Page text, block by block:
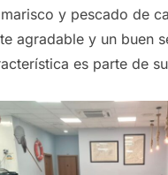
y pescado de
agradable y un buen
es parte de